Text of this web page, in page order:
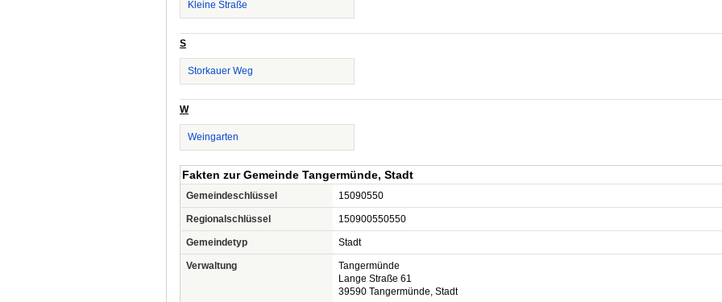
Kleine Straße
S
Storkauer Weg
W
Weingarten
Fakten zur Gemeinde Tangermünde, Stadt
Gemeindeschlüssel 15090550
Regionalschlüssel 150900550550
Gemeindetyp Stadt
Verwaltung
Tangermünde
Lange Straße 61
39590 Tangermünde, Stadt